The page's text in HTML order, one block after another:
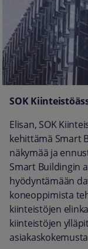
SOK
Elisan, SOK
kehittämä Smart
näkymää ja
Smart Buildingin
hyödyntämään
koneoppimista
kiinteistöjen
kiinteistöjen